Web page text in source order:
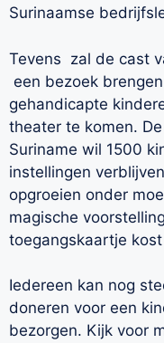
Surinaamse
Tevens zal de cast
een bezoek
gehandicapte
theater te komen.
Suriname wil 1500
instellingen
opgroeien onder
magische
toegangskaartje
Iedereen kan nog
doneren voor een
bezorgen. Kijk voor